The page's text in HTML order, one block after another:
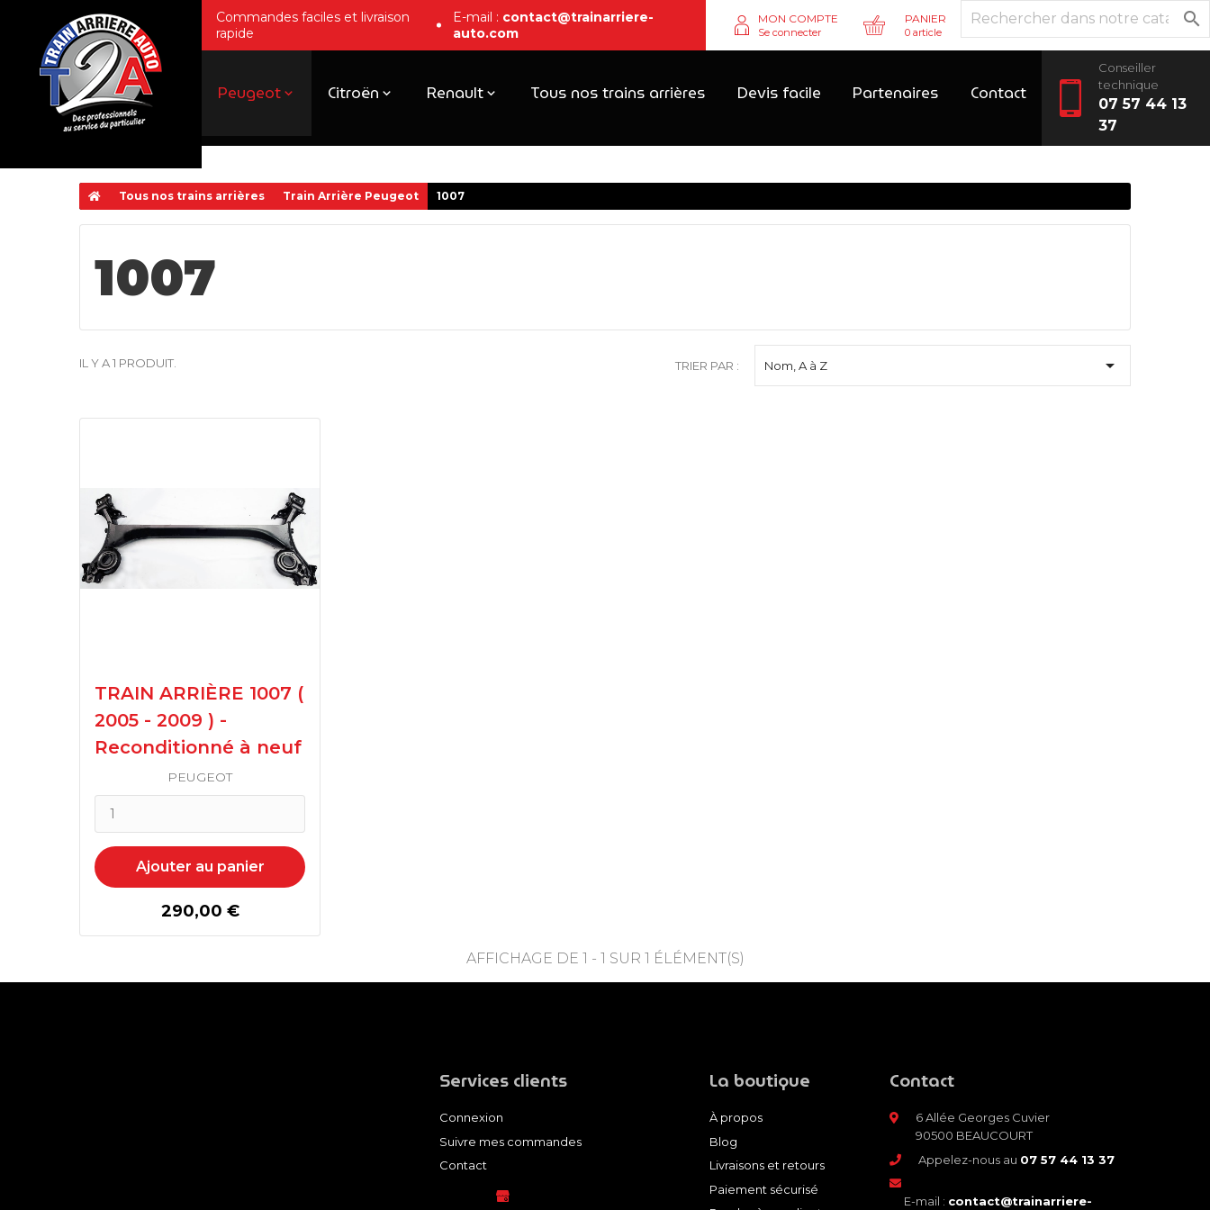
Commandes faciles et livraison
rapide
E-mail : contact@trainarriere-
auto.com
MON COMPTE
Se connecter
PANIER
0 article

Peugeot Citroën Renault Tous nos trains arrières Devis facile Partenaires Contact
Conseiller
technique
07 57 44 13
37
Tous nos trains arrières Train Arrière Peugeot 1007
1007
IL Y A 1 PRODUIT. TRIER PAR : Nom, A à Z 
TRAIN ARRIÈRE 1007 (
2005 - 2009 ) -
Reconditionné à neuf
PEUGEOT
Ajouter au panier
prix
290,00 €
AFFICHAGE DE 1 - 1 SUR 1 ÉLÉMENT(S)
Services clients
Connexion
Suivre mes commandes
Contact
La boutique
À propos
Blog
Livraisons et retours
Paiement sécurisé
Contact
6 Allée Georges Cuvier
90500 BEAUCOURT
Appelez-nous au 07 57 44 13 37
E-mail : contact@trainarriere-